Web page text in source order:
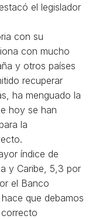
el legislador
con su
con mucho
y otros países
recuperar
ha menguado la
hoy se han
la
índice de
y Caribe, 5,3 por
el Banco
que debamos